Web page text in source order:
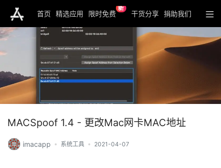
首页 精选应用 限时免费
新
干货分享 捐助我们
MACSpoof 1.4 - 更改Mac网卡MAC地址
imacapp 系统工具 2021-04-07